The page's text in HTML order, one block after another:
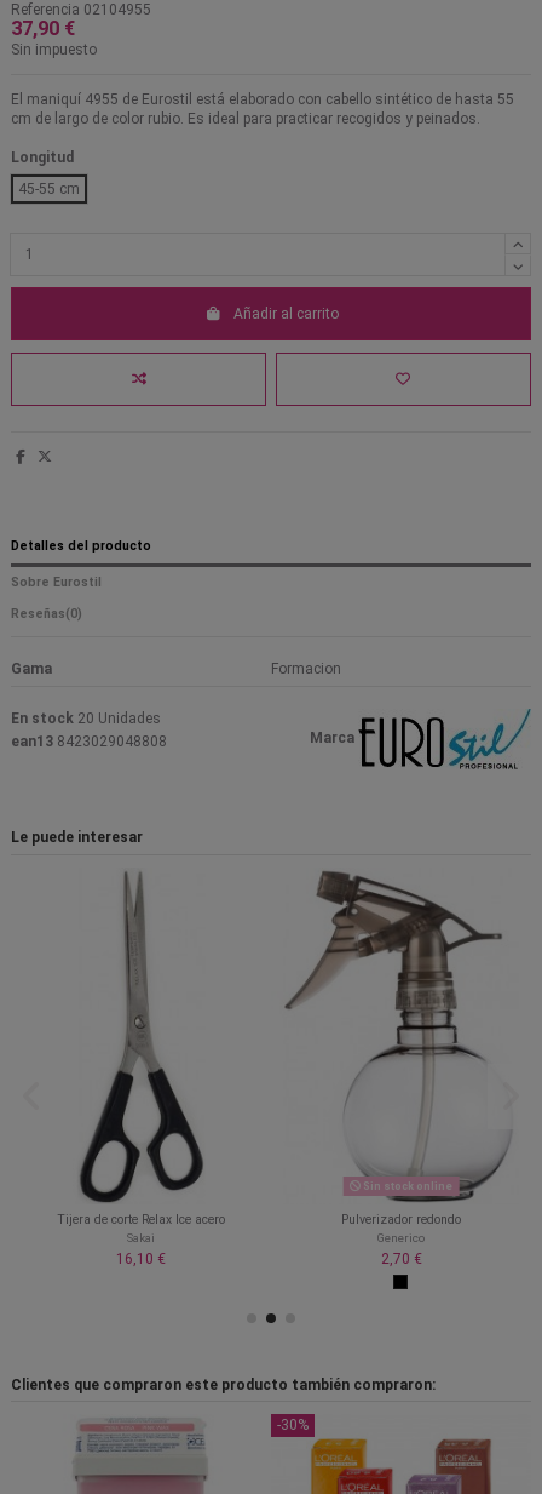
Referencia 02104955
37,90 €
Sin impuesto
El maniquí 4955 de Eurostil está elaborado con cabello sintético de hasta 55
cm de largo de color rubio. Es ideal para practicar recogidos y peinados.
Longitud
45-55 cm
Añadir al carrito
Detalles del producto
Sobre Eurostil
Reseñas(0)
Gama Formacion
Marca
En stock 20 Unidades
ean13 8423029048808
Le puede interesar
Tijera de corte Relax Ice acero
Sakai
16,10 €
Sin stock online
Pulverizador redondo
Generico
2,70 €
Clientes que compraron este producto también compraron:
-30%